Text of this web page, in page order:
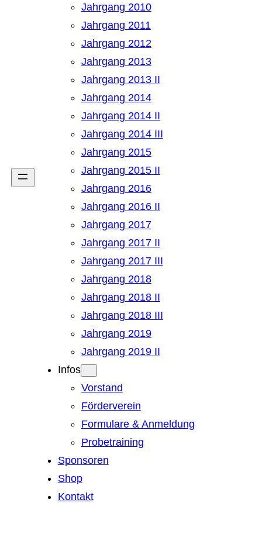
Jahrgang 2010
Jahrgang 2011
Jahrgang 2012
Jahrgang 2013
Jahrgang 2013 II
Jahrgang 2014
Jahrgang 2014 II
Jahrgang 2014 III
Jahrgang 2015
Jahrgang 2015 II
Jahrgang 2016
Jahrgang 2016 II
Jahrgang 2017
Jahrgang 2017 II
Jahrgang 2017 III
Jahrgang 2018
Jahrgang 2018 II
Jahrgang 2018 III
Jahrgang 2019
Jahrgang 2019 II
Infos
Vorstand
Förderverein
Formulare & Anmeldung
Probetraining
Sponsoren
Shop
Kontakt